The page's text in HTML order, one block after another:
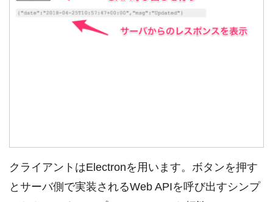
クライアントはElectronを用います。ボタンを押す
とサーバ側で実装されるWeb APIを呼び出すシンプ